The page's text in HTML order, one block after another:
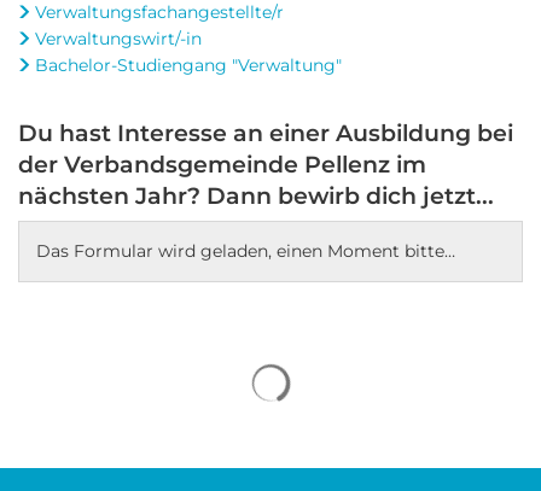
Verwaltungsfachangestellte/r
Verwaltungswirt/-in
Bachelor-Studiengang "Verwaltung"
Du hast Interesse an einer Ausbildung bei
der Verbandsgemeinde Pellenz im
nächsten Jahr? Dann bewirb dich jetzt...
Das Formular wird geladen, einen Moment bitte…